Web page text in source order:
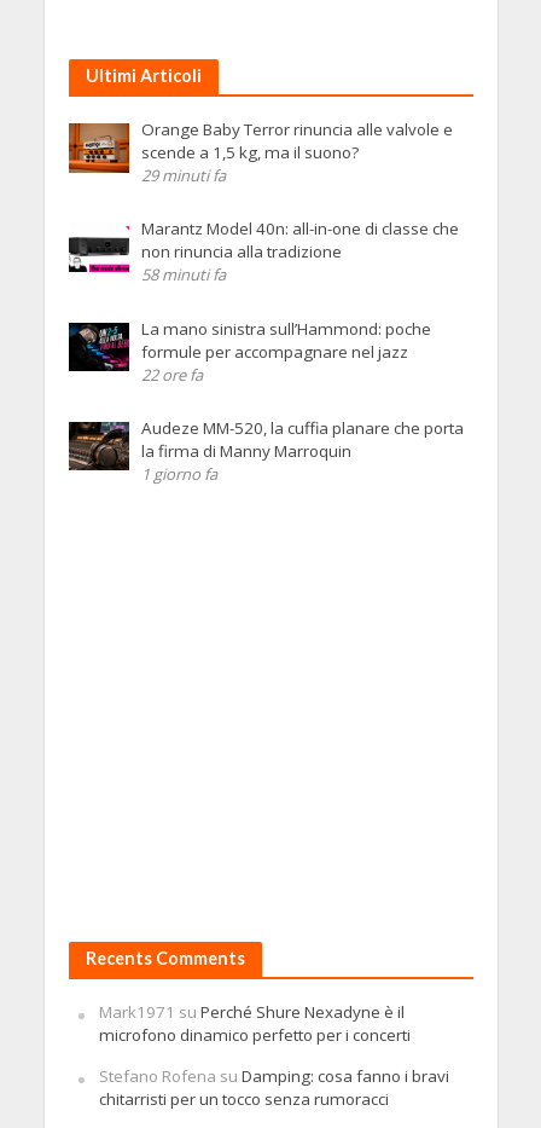
Ultimi Articoli
Orange Baby Terror rinuncia alle valvole e
scende a 1,5 kg, ma il suono?
29 minuti fa
Marantz Model 40n: all-in-one di classe che
non rinuncia alla tradizione
58 minuti fa
La mano sinistra sull’Hammond: poche
formule per accompagnare nel jazz
22 ore fa
Audeze MM-520, la cuffia planare che porta
la firma di Manny Marroquin
1 giorno fa
Recents Comments
Mark1971 su Perché Shure Nexadyne è il
microfono dinamico perfetto per i concerti
Stefano Rofena su Damping: cosa fanno i bravi
chitarristi per un tocco senza rumoracci